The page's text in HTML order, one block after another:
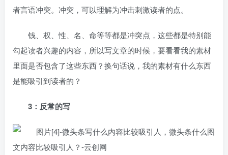
者言语冲突。冲突，可以理解为冲击刺激读者的点。
钱、权、性、名、命等等都是冲突点，这些都是特别能
勾起读者兴趣的内容，所以写文章的时候，要看看我的素材
里面是否包含了这些东西？换句话说，我的素材有什么东西
是能吸引到读者的？
3：反常的写